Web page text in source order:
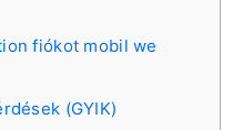
fiókot mobil we
(GYIK)